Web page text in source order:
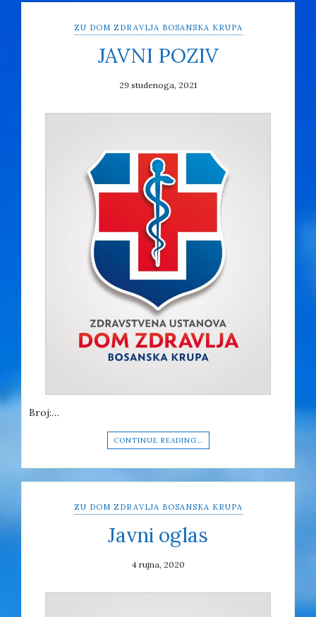
ZU DOM ZDRAVLJA BOSANSKA KRUPA
JAVNI POZIV
29 studenoga, 2021
Broj:…
CONTINUE READING…
ZU DOM ZDRAVLJA BOSANSKA KRUPA
Javni oglas
4 rujna, 2020